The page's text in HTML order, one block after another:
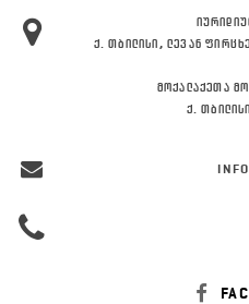
Ქ. ᲗᲑᲘᲚᲘᲡᲘ, ᲚᲔᲕᲐᲜ
ᲛᲝᲥᲐᲚᲐᲥᲔᲗᲐ
Ქ.